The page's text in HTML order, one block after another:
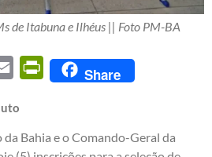
de Itabuna e Ilhéus || Foto PM-BA
Email PrintFriendly
Share
da Bahia e o Comando-Geral da